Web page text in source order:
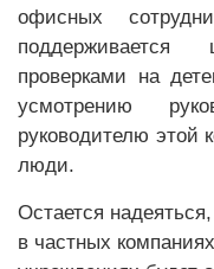
офисных
проверками на
усмотрению
руководителю этой
люди.
Остается
в частных